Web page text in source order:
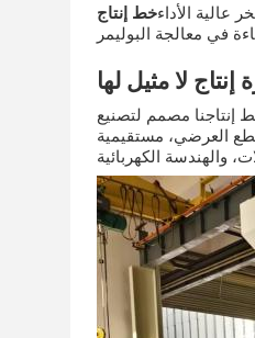
خط إنتاج POM (Polyoxymethylene) الصلبة
إنتاج لا مثيل لها
العرضي، مستقيمية